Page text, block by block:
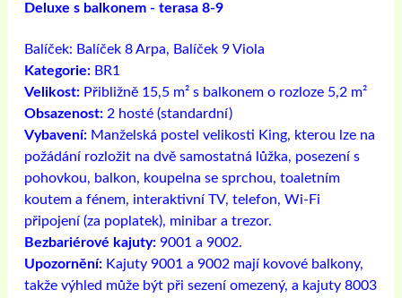
Deluxe s balkonem - terasa 8-9
Balíček: Balíček 8 Arpa, Balíček 9 Viola
Kategorie: BR1
Velikost: Přibližně 15,5 m² s balkonem o rozloze 5,2 m²
Obsazenost: 2 hosté (standardní)
Vybavení: Manželská postel velikosti King, kterou lze na
požádání rozložit na dvě samostatná lůžka, posezení s
pohovkou, balkon, koupelna se sprchou, toaletním
koutem a fénem, ​​interaktivní TV, telefon, Wi-Fi
připojení (za poplatek), minibar a trezor.
Bezbariérové ​​kajuty: 9001 a 9002.
Upozornění: Kajuty 9001 a 9002 mají kovové balkony,
takže výhled může být při sezení omezený, a kajuty 8003